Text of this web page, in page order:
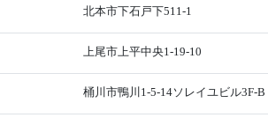
北本市下石戸下511-1
上尾市上平中央1-19-10
桶川市鴨川1-5-14ソレイユビル3F-B